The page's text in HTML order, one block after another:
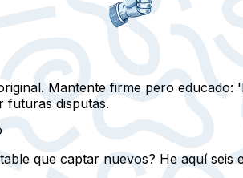
Mantente firme pero
futuras disputas.
que captar nuevos? He aquí